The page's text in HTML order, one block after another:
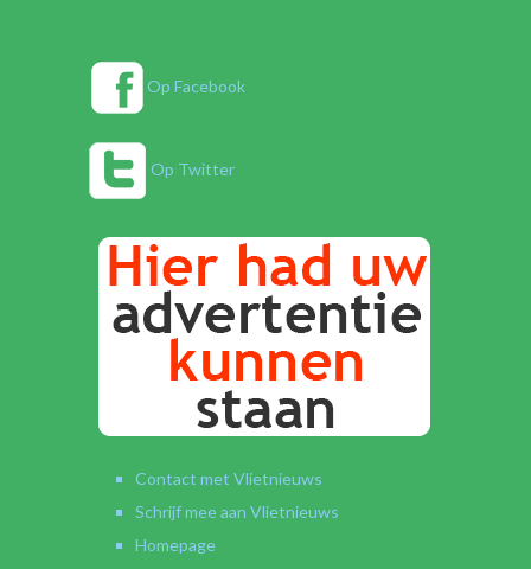
Op Facebook
Op Twitter
Contact met Vlietnieuws
Schrijf mee aan Vlietnieuws
Homepage